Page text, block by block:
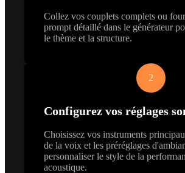
Collez vos couplets complets ou
prompt détaillé dans le générateur
le thème et la structure.
2
Configurez vos réglages
Choisissez vos instruments
de la voix et les préréglages
personnaliser le style de la
acoustique.